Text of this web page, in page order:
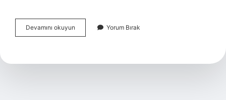
Devamını okuyun
Üzeri
Yazılır
Yorum Bırak